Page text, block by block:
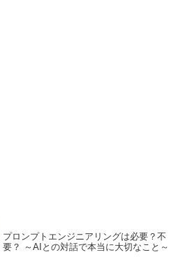
プロンプトエンジニアリングは必要？不
要？ ～AIとの対話で本当に大切なこと～